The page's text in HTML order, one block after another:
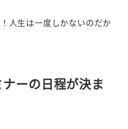
人生は一度しかないのだか
ーの日程が決ま